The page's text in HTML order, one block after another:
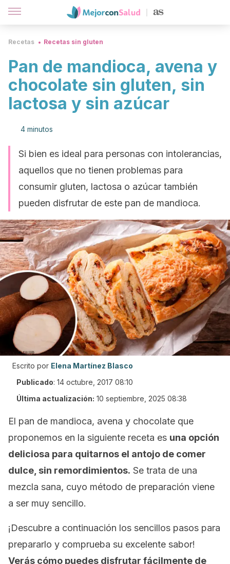
Recetas Recetas sin gluten
Pan de mandioca, avena y
chocolate sin gluten, sin
lactosa y sin azúcar
4 minutos
Si bien es ideal para personas con intolerancias,
aquellos que no tienen problemas para
consumir gluten, lactosa o azúcar también
pueden disfrutar de este pan de mandioca.
Escrito por Elena Martínez Blasco
Publicado: 14 octubre, 2017 08:10
Última actualización: 10 septiembre, 2025 08:38
El pan de mandioca, avena y chocolate que
proponemos en la siguiente receta es una opción
deliciosa para quitarnos el antojo de comer
dulce, sin remordimientos. Se trata de una
mezcla sana, cuyo método de preparación viene
a ser muy sencillo.
¡Descubre a continuación los sencillos pasos para
prepararlo y comprueba su excelente sabor!
Verás cómo puedes disfrutar fácilmente de